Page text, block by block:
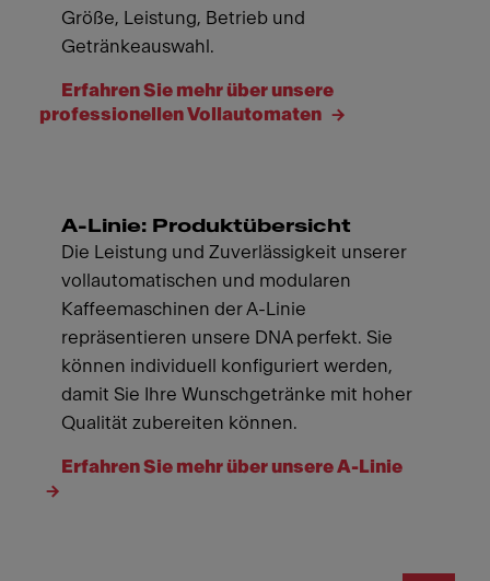
Größe, Leistung, Betrieb und
Getränkeauswahl.
Erfahren Sie mehr über unsere
professionellen Vollautomaten
A-Linie: Produktübersicht
Die Leistung und Zuverlässigkeit unserer
vollautomatischen und modularen
Kaffeemaschinen der A-Linie
repräsentieren unsere DNA perfekt. Sie
können individuell konfiguriert werden,
damit Sie Ihre Wunschgetränke mit hoher
Qualität zubereiten können.
Erfahren Sie mehr über unsere A-Linie